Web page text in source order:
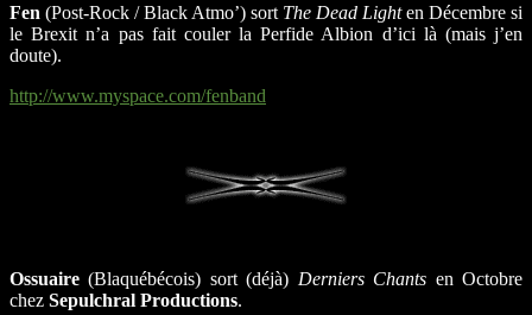
Fen (Post-Rock / Black Atmo’) sort The Dead Lighten Décembre si
le Brexit n’a pas fait couler la Perfide Albion d’ici là (mais j’en
doute).
http://www.myspace.com/fenband
Ossuaire(Blaquébécois) sort (déjà) Derniers Chants en Octobre
chez Sepulchral Productions.